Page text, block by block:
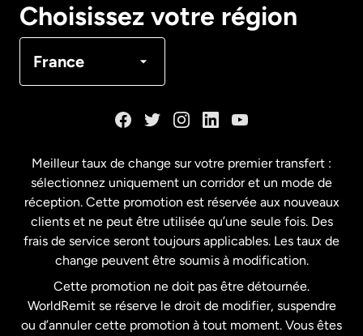
Choisissez votre région
France
Français
États-Unis English
États-Unis Español
France
Meilleur taux de change sur votre premier transfert :
sélectionnez uniquement un corridor et un mode de
réception. Cette promotion est réservée aux nouveaux
clients et ne peut être utilisée qu’une seule fois. Des
frais de service seront toujours applicables. Les taux de
change peuvent être soumis à modification.
Cette promotion ne doit pas être détournée.
WorldRemit se réserve le droit de modifier, suspendre
ou d’annuler cette promotion à tout moment. Vous êtes